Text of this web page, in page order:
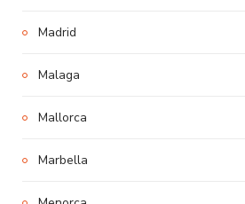
Madrid
Malaga
Mallorca
Marbella